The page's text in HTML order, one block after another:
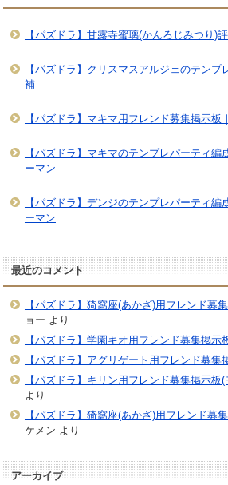
【パズドラ】甘露寺蜜璃(かんろじみつり)
【パズドラ】クリスマスアルジェのテン
補
【パズドラ】マキマ用フレンド募集掲示板
【パズドラ】マキマのテンプレパーティ編
ーマン
【パズドラ】デンジのテンプレパーティ編
ーマン
最近のコメント
【パズドラ】猗窩座(あかざ)用フレンド募
ョー より
【パズドラ】学園キオ用フレンド募集掲示
【パズドラ】アグリゲート用フレンド募集
【パズドラ】キリン用フレンド募集掲示板
より
【パズドラ】猗窩座(あかざ)用フレンド募
ケメン より
アーカイブ